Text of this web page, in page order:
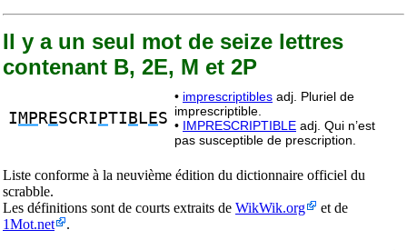
Il y a un seul mot de seize lettres
contenant B, 2E, M et 2P
I MP RESCRI PTI B L ES
• imprescriptibles adj. Pluriel de
imprescriptible.
• IMPRESCRIPTIBLE adj. Qui n’est
pas susceptible de prescription.
Liste conforme à la neuvième édition du dictionnaire officiel du
scrabble.
Les définitions sont de courts extraits de WikWik.org
et de
1Mot.net
.